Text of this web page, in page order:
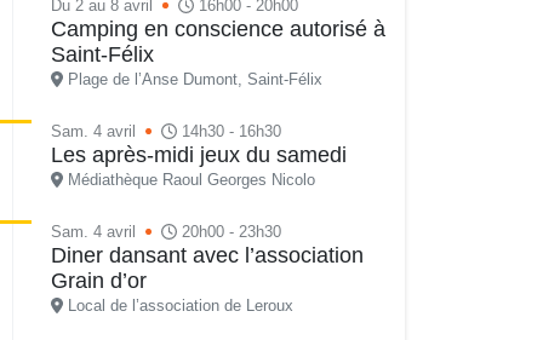
Du 2 au 8 avril 16h00 - 20h00
Camping en conscience autorisé à
Saint-Félix
Plage de l’Anse Dumont, Saint-Félix
Sam. 4 avril 14h30 - 16h30
Les après-midi jeux du samedi
Médiathèque Raoul Georges Nicolo
Sam. 4 avril 20h00 - 23h30
Diner dansant avec l’association
Grain d’or
Local de l’association de Leroux